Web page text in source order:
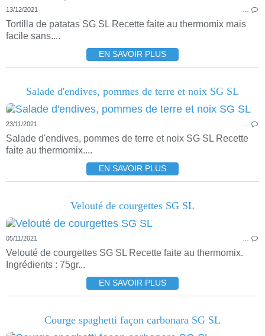
13/12/2021
Tortilla de patatas SG SL Recette faite au thermomix mais
facile sans....
EN SAVOIR PLUS
Salade d'endives, pommes de terre et noix SG SL
23/11/2021
Salade d'endives, pommes de terre et noix SG SL Recette
faite au thermomix....
EN SAVOIR PLUS
Velouté de courgettes SG SL
05/11/2021
Velouté de courgettes SG SL Recette faite au thermomix.
Ingrédients : 75gr...
EN SAVOIR PLUS
Courge spaghetti façon carbonara SG SL